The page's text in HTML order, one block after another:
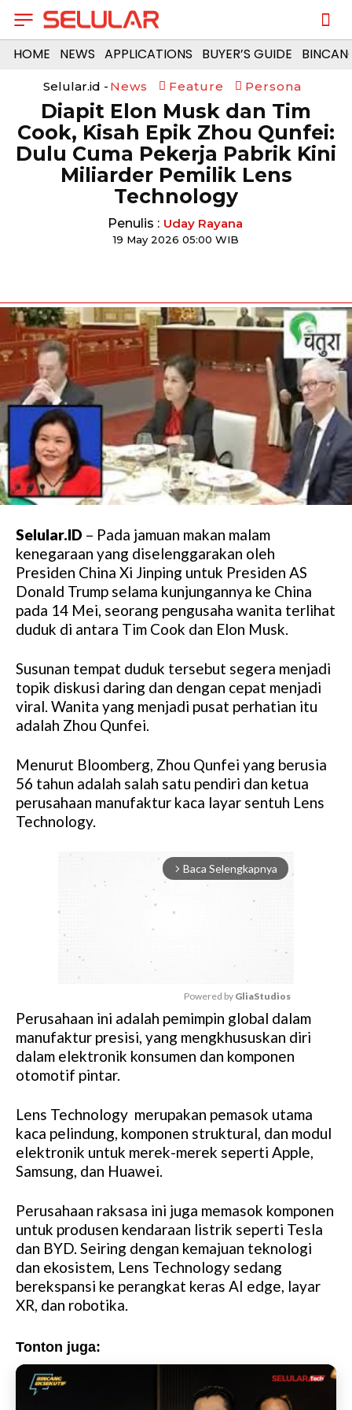
HOME NEWS APPLICATIONS BUYER’S GUIDE
Selular.id - News Feature Persona
Diapit Elon Musk dan Tim
Cook, Kisah Epik Zhou Qunfei:
Dulu Cuma Pekerja Pabrik Kini
Miliarder Pemilik Lens
Technology
Penulis : Uday Rayana
19 May 2026 05:00 WIB
Selular.ID – Pada jamuan makan malam
kenegaraan yang diselenggarakan oleh
Presiden China Xi Jinping untuk Presiden AS
Donald Trump selama kunjungannya ke China
pada 14 Mei, seorang pengusaha wanita terlihat
duduk di antara Tim Cook dan Elon Musk.
Susunan tempat duduk tersebut segera menjadi
topik diskusi daring dan dengan cepat menjadi
viral. Wanita yang menjadi pusat perhatian itu
adalah Zhou Qunfei.
Menurut Bloomberg, Zhou Qunfei yang berusia
56 tahun adalah salah satu pendiri dan ketua
perusahaan manufaktur kaca layar sentuh Lens
Technology.
arrow_forward_ios Baca Selengkapnya
M
u
t
Powered by GliaStudios
Perusahaan ini adalah pemimpin global dalam
manufaktur presisi, yang mengkhususkan diri
dalam elektronik konsumen dan komponen
otomotif pintar.
Lens Technology merupakan pemasok utama
kaca pelindung, komponen struktural, dan modul
elektronik untuk merek-merek seperti Apple,
Samsung, dan Huawei.
Perusahaan raksasa ini juga memasok komponen
untuk produsen kendaraan listrik seperti Tesla
dan BYD. Seiring dengan kemajuan teknologi
dan ekosistem, Lens Technology sedang
berekspansi ke perangkat keras AI edge, layar
XR, dan robotika.
Tonton juga: